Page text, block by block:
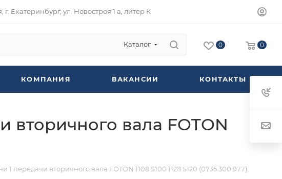
г. Екатеринбург, ул. Новостроя 1 а, литер К
Каталог 0 0
КОМПАНИЯ ВАКАНСИИ КОНТАКТЫ
вала FOTON
передачи вторичного вала FOTON 1108 S100 1128 S120 (0735.300.977)